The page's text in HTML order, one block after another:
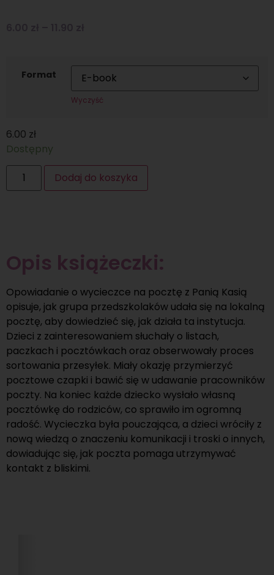
Format
Wyczyść
6.00 zł
Dostępny
Dodaj do koszyka
Opis książeczki:
Opowiadanie o wycieczce na pocztę z Panią Kasią
opisuje, jak grupa przedszkolaków udała się na lokalną
pocztę, aby dowiedzieć się, jak działa ta instytucja.
Dzieci z zainteresowaniem słuchały o listach,
paczkach i pocztówkach oraz obserwowały proces
sortowania przesyłek. Miały okazję przymierzyć
pocztowe czapki i bawić się w udawanie pracowników
poczty. Na koniec każde dziecko wysłało własną
pocztówkę do rodziców, co sprawiło im ogromną
radość. Wycieczka była pouczająca, a dzieci wróciły z
nową wiedzą o znaczeniu komunikacji i troski o innych,
dowiadując się, jak poczta pomaga utrzymywać
kontakt z bliskimi.